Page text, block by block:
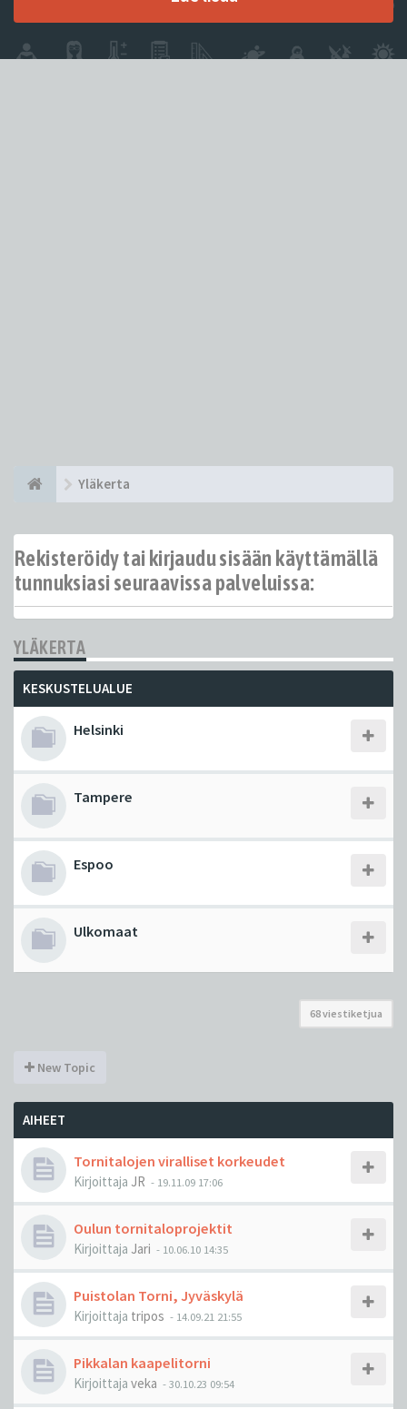
Yläkerta
Rekisteröidy tai kirjaudu sisään käyttämällä
tunnuksiasi seuraavissa palveluissa:
YLÄKERTA
KESKUSTELUALUE
Helsinki
Tampere
Espoo
Ulkomaat
68 viestiketjua
New Topic
AIHEET
Tornitalojen viralliset korkeudet
Kirjoittaja JR - 19.11.09 17:06
Oulun tornitaloprojektit
Kirjoittaja Jari - 10.06.10 14:35
Puistolan Torni, Jyväskylä
Kirjoittaja tripos - 14.09.21 21:55
Pikkalan kaapelitorni
Kirjoittaja veka -30.10.23 09:54